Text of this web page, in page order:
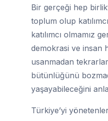
Bir gerçeği hep
toplum olup
katılımcı olmamız
demokrasi ve insan
usanmadan
bütünlüğünü
yaşayabileceğini
Türkiye’yi